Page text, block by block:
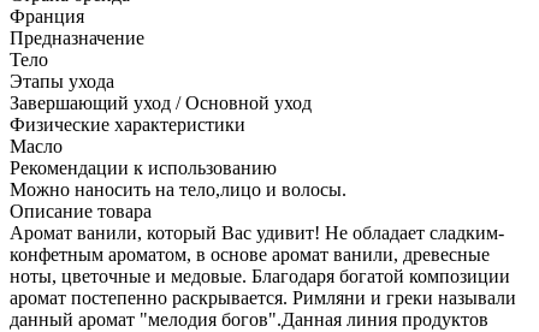
Франция
Предназначение
Тело
Этапы ухода
Завершающий уход / Основной уход
Физические характеристики
Масло
Рекомендации к использованию
Можно наносить на тело,лицо и волосы.
Описание товара
Аромат ванили, который Вас удивит! Не обладает сладким-
конфетным ароматом, в основе аромат ванили, древесные
ноты, цветочные и медовые. Благодаря богатой композиции
аромат постепенно раскрывается. Римляни и греки называли
данный аромат "мелодия богов".Данная линия продуктов